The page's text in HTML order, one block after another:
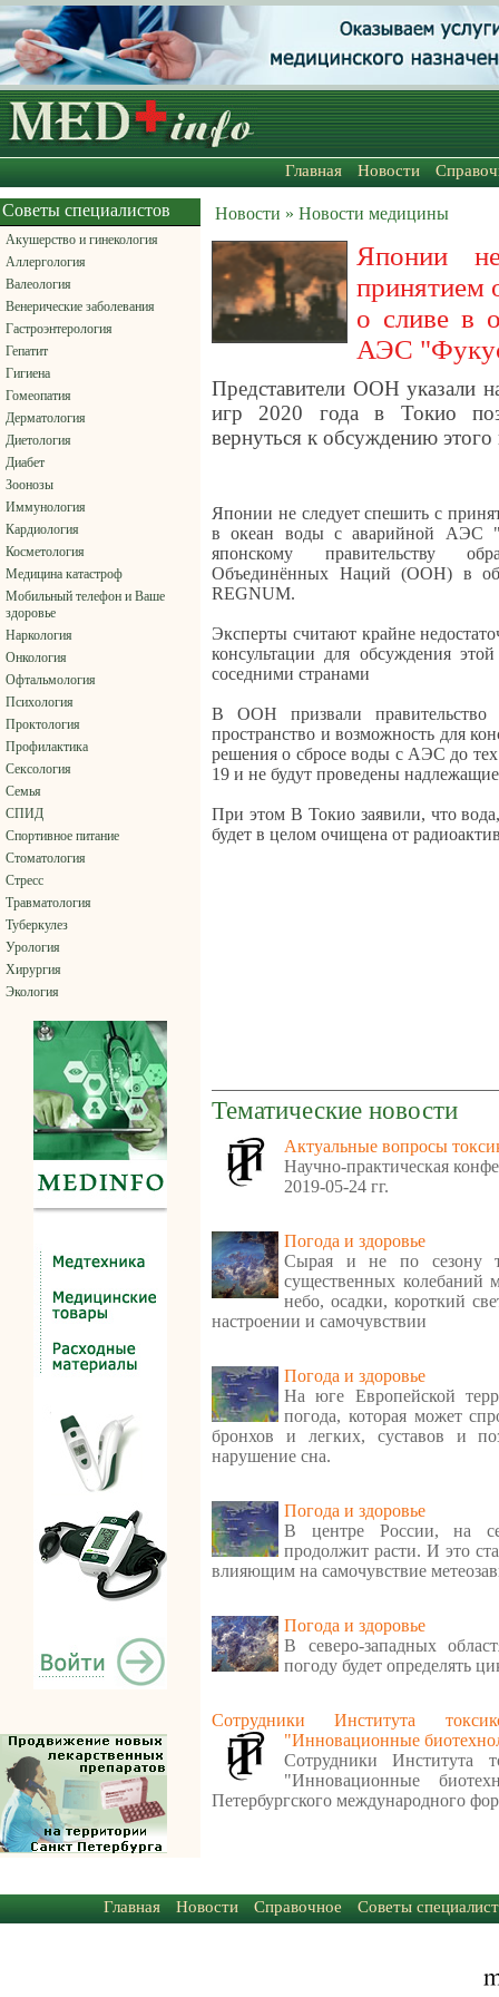
Главная Новости
Советы специалистов
Акушерство и гинекология
Аллергология
Валеология
Венерические заболевания
Гастроэнтерология
Гепатит
Гигиена
Гомеопатия
Дерматология
Диетология
Диабет
Зоонозы
Иммунология
Кардиология
Косметология
Медицина катастроф
Мобильный телефон и Ваше
здоровье
Наркология
Онкология
Офтальмология
Психология
Проктология
Профилактика
Сексология
Семья
СПИД
Спортивное питание
Стоматология
Стресс
Травматология
Туберкулез
Урология
Хирургия
Экология
Новости » Новости медицины
Японии
принятием
о сливе в
АЭС
Представители ООН указали
игр 2020 года в Токио
вернуться к обсуждению этого
Японии не следует спешить с
в океан воды с аварийной АЭС
японскому правительству
Объединённых Наций (ООН) в
REGNUM.
Эксперты считают крайне
консультации для обсуждения
соседними странами
В ООН призвали правительство
пространство и возможность для
решения о сбросе воды с АЭС до
19 и не будут проведены
При этом В Токио заявили, что
будет в целом очищена от
Тематические новости
Актуальные вопросы
Научно-практическая
2019-05-24 гг.
Погода и здоровье
Сырая и не по сезону
существенных колебаний
небо, осадки, короткий
настроении и самочувствии
Погода и здоровье
На юге Европейской
погода, которая может
бронхов и легких, суставов и
нарушение сна.
Погода и здоровье
В центре России, на
продолжит расти. И это
влияющим на самочувствие
Погода и здоровье
В северо-западных
погоду будет определять
Сотрудники Института
"Инновационные
Сотрудники Института
"Инновационные
Петербургского международного
Главная Новости Справочное Советы